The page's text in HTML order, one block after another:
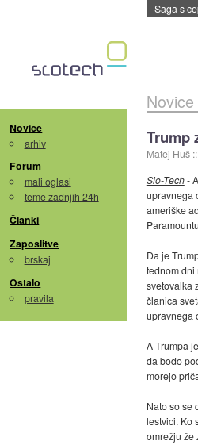
Saga s
Novice
arhiv
Forum
mali oglasi
teme zadnjih 24h
Članki
Zaposlitve
brskaj
Ostalo
pravila
Novice
Trump
Matej Huš ::
Slo-Tech-
upravnega
ameriške
Da je
tednom dni
svetovalka
članica
upravnega
A Trumpa
da bodo
morejo
Nato so se
lestvici. Ko
omrežju že